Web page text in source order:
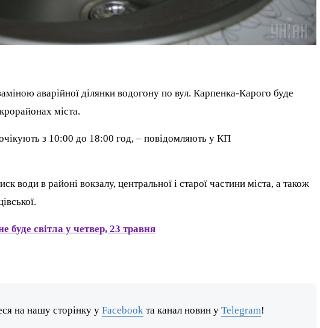
аварійної ділянки водогону по вул. Карпенка-Карого буде
міста.
з 10:00 до 18:00 год, – повідомляють у КП
води в районі вокзалу, центральної і старої частини міста, а також
буде світла у четвер, 23 травня
на нашу сторінку уFacebook та канал новин уTelegram!